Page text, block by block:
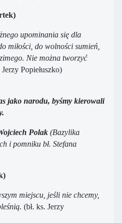
upominania się dla
miłości, do wolności sumień,
Nie można tworzyć
Jerzy Popiełuszko)
jako narodu, byśmy kierowali
Polak (Bazylika
i pomniku bł. Stefana
miejscu, jeśli nie chcemy,
(bł. ks. Jerzy